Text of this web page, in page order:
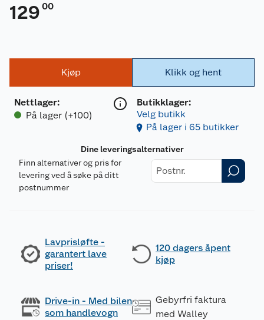
129 00
Kjøp
Nettlager:
På lager (+100)
Klikk og hent
Butikklager:
Velg butikk
På lager i 65 butikker
Dine leveringsalternativer
Finn alternativer og pris for
levering ved å søke på ditt
postnummer
Lavprisløfte -
garantert lave
priser!
120 dagers åpent
kjøp
Drive-in - Med bilen
som handlevogn
Gebyrfri faktura
med Walley